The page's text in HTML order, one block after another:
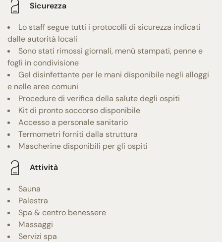
Sicurezza
Lo staff segue tutti i protocolli di sicurezza indicati
dalle autorità locali
Sono stati rimossi giornali, menù stampati, penne e
fogli in condivisione
Gel disinfettante per le mani disponibile negli alloggi
e nelle aree comuni
Procedure di verifica della salute degli ospiti
Kit di pronto soccorso disponibile
Accesso a personale sanitario
Termometri forniti dalla struttura
Mascherine disponibili per gli ospiti
Attività
Sauna
Palestra
Spa & centro benessere
Massaggi
Servizi spa